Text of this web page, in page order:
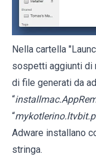
Nella cartella
sospetti aggiunti di
di file generati da
“
“
Adware installano
stringa.